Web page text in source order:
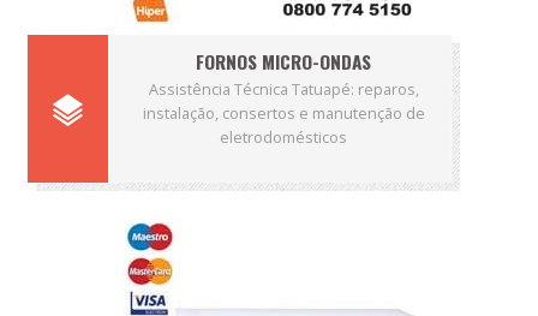
FORNOS MICRO-ONDAS
Assistência Técnica Tatuapé: reparos,
instalação, consertos e manutenção de
eletrodomésticos